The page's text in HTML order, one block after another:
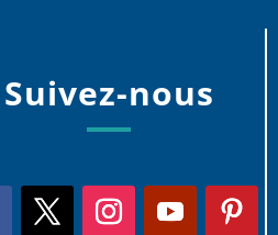
Suivez-nous